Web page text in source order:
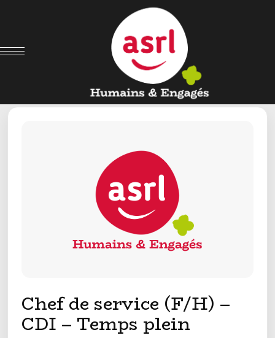
Chef de service (F/H) –
CDI – Temps plein